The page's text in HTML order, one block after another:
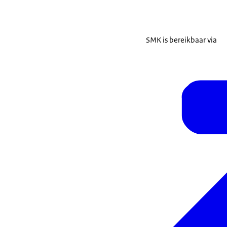
SMK is bereikbaar via